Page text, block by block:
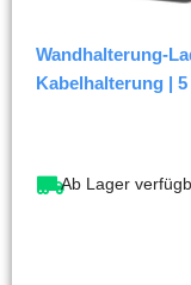
Wandhalterung-
Kabelhalterung |
Ab Lager